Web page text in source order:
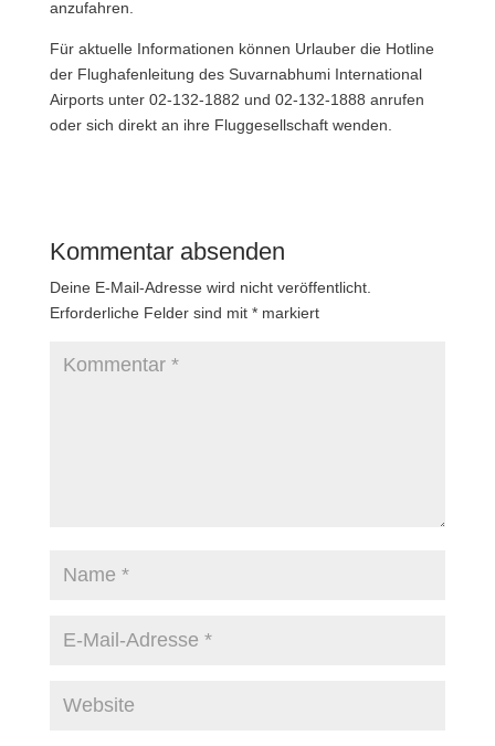
anzufahren.
Für aktuelle Informationen können Urlauber die Hotline
der Flughafenleitung des Suvarnabhumi International
Airports unter 02-132-1882 und 02-132-1888 anrufen
oder sich direkt an ihre Fluggesellschaft wenden.
Kommentar absenden
Deine E-Mail-Adresse wird nicht veröffentlicht.
Erforderliche Felder sind mit *markiert